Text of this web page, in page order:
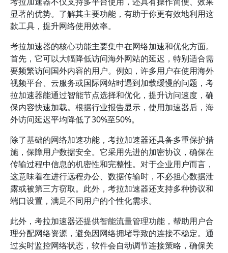
显著的优势。了解其主要功能，有助于你更有效地利用这
款工具，提升网络使用效率。
考拉加速器的核心功能主要集中在网络加速和优化方面。
首先，它可以大幅降低访问海外网站的延迟，特别适合需
要频繁访问国外内容的用户。例如，许多用户在使用海外
视频平台、云服务或国际网站时遇到加载缓慢的问题，考
拉加速器能通过智能节点选择和优化，提升访问速度，确
保内容快速加载。根据行业报告显示，使用加速器后，海
外访问延迟平均降低了30%至50%。
除了基础的网络加速功能，考拉加速器还具备多重保护措
施，保障用户数据安全。它采用先进的加密协议，确保在
传输过程中信息的机密性和完整性。对于企业用户而言，
这意味着在进行远程办公、数据传输时，不必担心数据泄
露或被第三方窃取。此外，考拉加速器还支持多种协议和
端口设置，满足不同用户的个性化需求。
此外，考拉加速器还提供智能流量管理功能，帮助用户合
理分配网络资源，避免因网络拥堵导致的连接不稳定。通
过实时监控网络状态，软件会自动调节连接策略，确保关